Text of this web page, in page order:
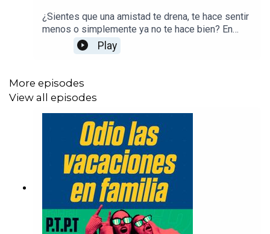
¿Sientes que una amistad te drena, te hace sentir
menos o simplemente ya no te hace bien? En
este episodio de PTPT: Preguntas Tontas Para
Todos, hablamos de cómo identificar a un amigo
el que te preguntas si tú podrías estar del otro
lado!
Play
More episodes
View all episodes